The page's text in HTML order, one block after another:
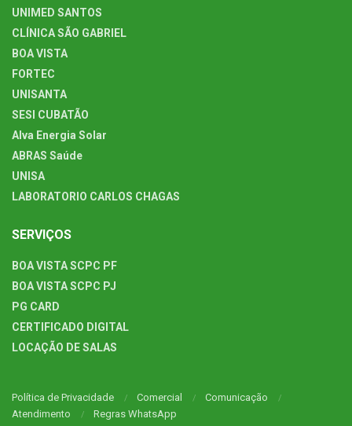
UNIMED SANTOS
CLÍNICA SÃO GABRIEL
BOA VISTA
FORTEC
UNISANTA
SESI CUBATÃO
Alva Energia Solar
ABRAS Saúde
UNISA
LABORATORIO CARLOS CHAGAS
SERVIÇOS
BOA VISTA SCPC PF
BOA VISTA SCPC PJ
PG CARD
CERTIFICADO DIGITAL
LOCAÇÃO DE SALAS
Política de Privacidade Comercial
Comunicação
Atendimento
Regras WhatsApp